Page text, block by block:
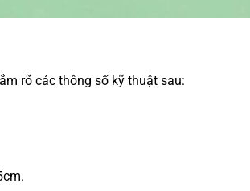
rõ các thông số kỹ thuật sau: